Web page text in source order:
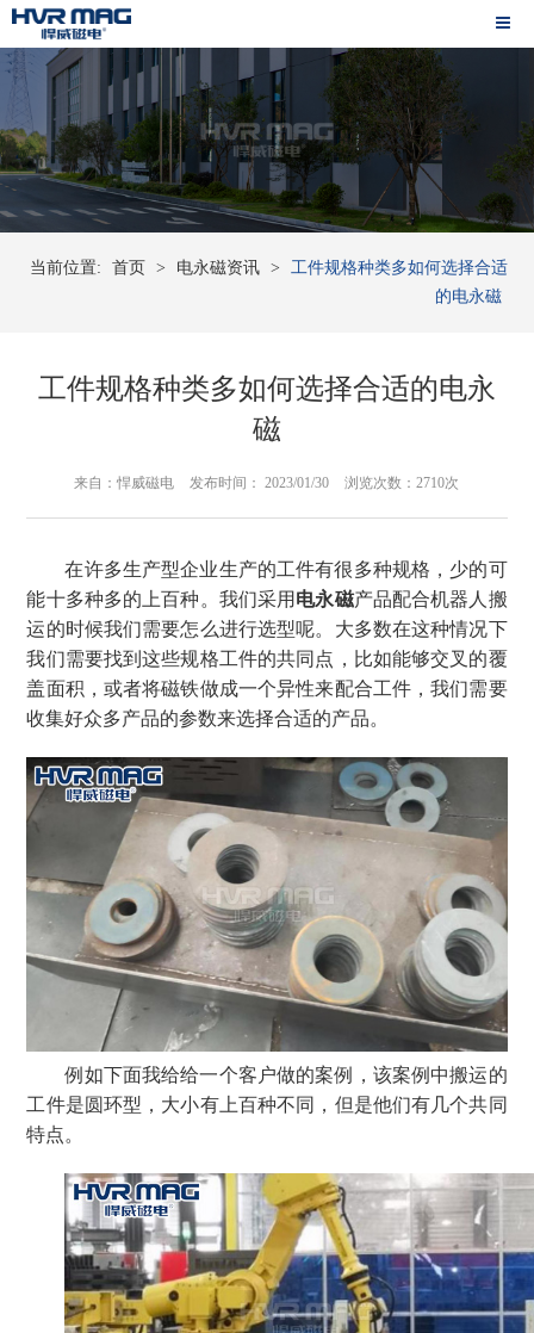
当前位置: 首页 > 电永磁资讯 >
工件规格种类多如何选择合适
的电永磁
工件规格种类多如何选择合适的电永
磁
来自：悍威磁电 发布时间： 2023/01/30 浏览次数：2710次
在许多生产型企业生产的工件有很多种规格，少的可
能十多种多的上百种。我们采用 电永磁产品配合机器人搬
运的时候我们需要怎么进行选型呢。大多数在这种情况下
我们需要找到这些规格工件的共同点，比如能够交叉的覆
盖面积，或者将磁铁做成一个异性来配合工件，我们需要
收集好众多产品的参数来选择合适的产品。
例如下面我给给一个客户做的案例，该案例中搬运的
工件是圆环型，大小有上百种不同，但是他们有几个共同
特点。